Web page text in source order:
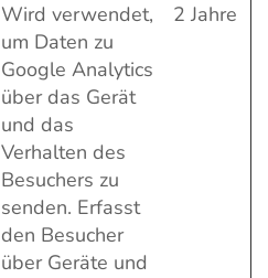
Wird verwendet,
um Daten zu
Google Analytics
über das Gerät
und das
Verhalten des
Besuchers zu
senden. Erfasst
den Besucher
über Geräte und
2 Jahre